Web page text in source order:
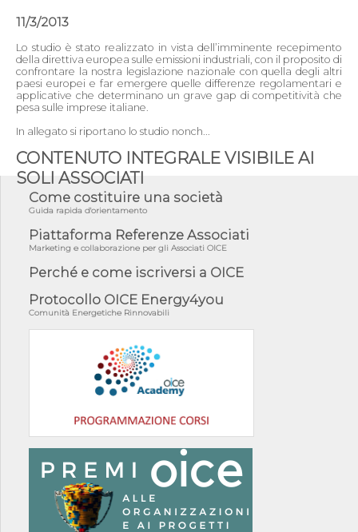
11/3/2013
Lo studio è stato realizzato in vista dell’imminente recepimento
della direttiva europea sulle emissioni industriali, con il proposito di
confrontare la nostra legislazione nazionale con quella degli altri
paesi europei e far emergere quelle differenze regolamentari e
applicative che determinano un grave gap di competitività che
pesa sulle imprese italiane.
In allegato si riportano lo studio nonch...
CONTENUTO INTEGRALE VISIBILE AI
SOLI ASSOCIATI
Come costituire una società
Guida rapida d'orientamento
Piattaforma Referenze Associati
Marketing e collaborazione per gli Associati OICE
Perché e come iscriversi a OICE
Protocollo OICE Energy4you
Comunità Energetiche Rinnovabili